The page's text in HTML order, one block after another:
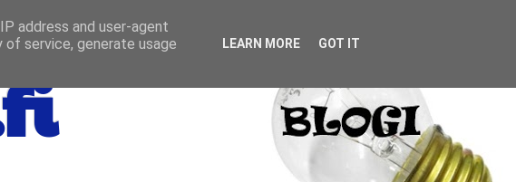
address and user-agent
service, generate usage
LEARN MORE GOT IT